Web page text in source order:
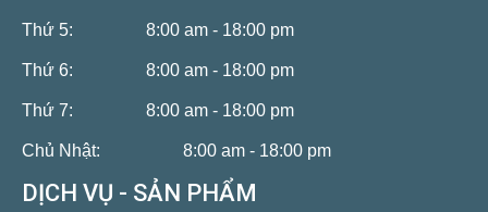
Thứ 5: 8:00 am - 18:00 pm
Thứ 6: 8:00 am - 18:00 pm
Thứ 7: 8:00 am - 18:00 pm
Chủ Nhật: 8:00 am - 18:00 pm
DỊCH VỤ - SẢN PHẨM